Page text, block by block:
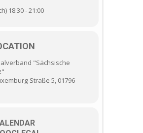
18:30 - 21:00
"Sächsische
Straße 5, 01796